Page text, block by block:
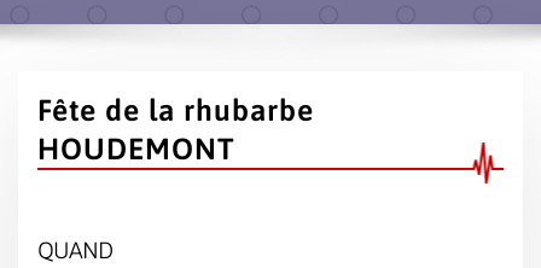
Fête de la rhubarbe
HOUDEMONT
QUAND